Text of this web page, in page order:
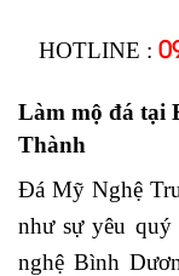
HOTLINE :
Làm mộ đá tại
Thành
Đá Mỹ Nghệ
như sự yêu quý
nghệ Bình